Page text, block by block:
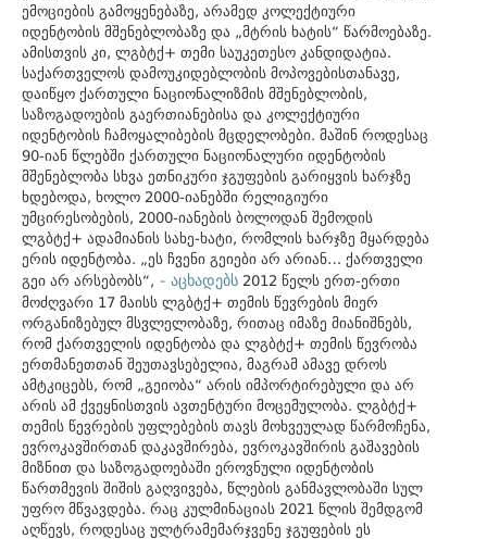
ემოციების გამოყენებაზე, არამედ კოლექტიური
იდენტობის მშენებლობაზე და „მტრის ხატის“ წარმოებაზე.
ამისთვის კი, ლგბტქ+ თემი საუკეთესო კანდიდატია.
საქართველოს დამოუკიდებლობის მოპოვებისთანავე,
დაიწყო ქართული ნაციონალიზმის მშენებლობის,
საზოგადოების გაერთიანებისა და კოლექტიური
იდენტობის ჩამოყალიბების მცდელობები. მაშინ როდესაც
90-იან წლებში ქართული ნაციონალური იდენტობის
მშენებლობა სხვა ეთნიკური ჯგუფების გარიყვის ხარჯზე
ხდებოდა, ხოლო 2000-იანებში რელიგიური
უმცირესობების, 2000-იანების ბოლოდან შემოდის
ლგბტქ+ ადამიანის სახე-ხატი, რომლის ხარჯზე მყარდება
ერის იდენტობა. „ეს ჩვენი გეიები არ არიან… ქართველი
გეი არ არსებობს“, - აცხადებს 2012 წელს ერთ-ერთი
მოძღვარი 17 მაისს ლგბტქ+ თემის წევრების მიერ
ორგანიზებულ მსვლელობაზე, რითაც იმაზე მიანიშნებს,
რომ ქართველის იდენტობა და ლგბტქ+ თემის წევრობა
ერთმანეთთან შეუთავსებელია, მაგრამ ამავე დროს
ამტკიცებს, რომ „გეიობა“ არის იმპორტირებული და არ
არის ამ ქვეყნისთვის ავთენტური მოცემულობა. ლგბტქ+
თემის წევრების უფლებების თავს მოხვეულად წარმოჩენა,
ევროკავშირთან დაკავშირება, ევროკავშირის გაშავების
მიზნით და საზოგადოებაში ეროვნული იდენტობის
წართმევის შიშის გაღვივება, წლების განმავლობაში სულ
უფრო მწვავდება. რაც კულმინაციას 2021 წლის შემდგომ
აღწევს, როდესაც ულტრამემარჯვენე ჯგუფების ეს